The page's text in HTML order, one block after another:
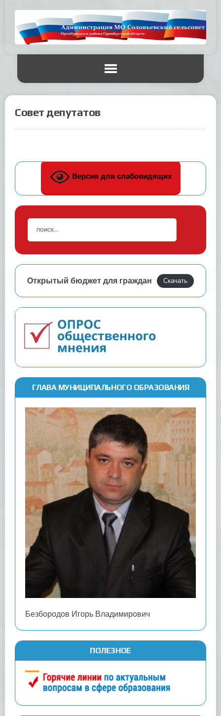
Совет депутатов
Версия для слабовидящих
Открытый бюджет для граждан Скачать
ГЛАВА МУНИЦИПАЛЬНОГО ОБРАЗОВАНИЯ
Безбородов Игорь Владимирович
ПОЛЕЗНОЕ